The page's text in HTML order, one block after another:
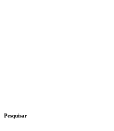
Pesquisar